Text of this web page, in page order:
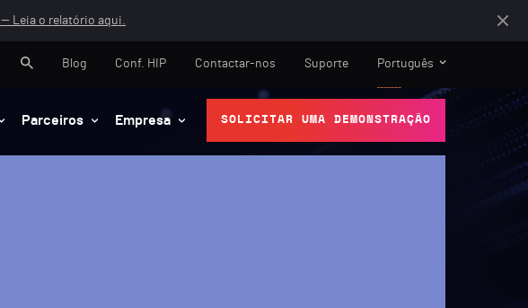
— Leia o relatório aqui.
Parceiros Empresa SOLICITAR UMA DEMONSTRAÇÃO
Blog Conf. HIP Contactar-nos Suporte Português